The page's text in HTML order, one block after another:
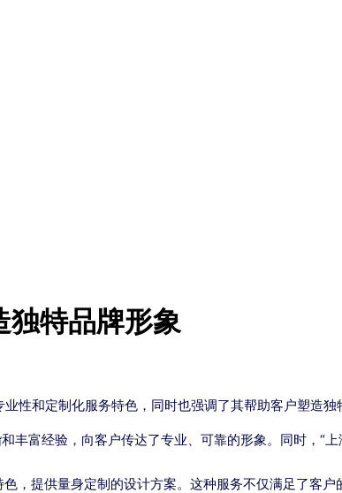
独特品牌形象
性和定制化服务特色，同时也强调了其帮助客户塑造独
丰富经验，向客户传达了专业、可靠的形象。同时，“
，提供量身定制的设计方案。这种服务不仅满足了客